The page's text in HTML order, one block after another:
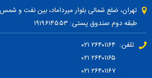
طبقه دوم صندوق پستی: ۱۹۱۹۶۱۴۵۵۳
تلفن: ۲۶۴۰۱۱۶۴ ۰۲۱
۲۶۴۰۱۱۶۷ ۰۲۱